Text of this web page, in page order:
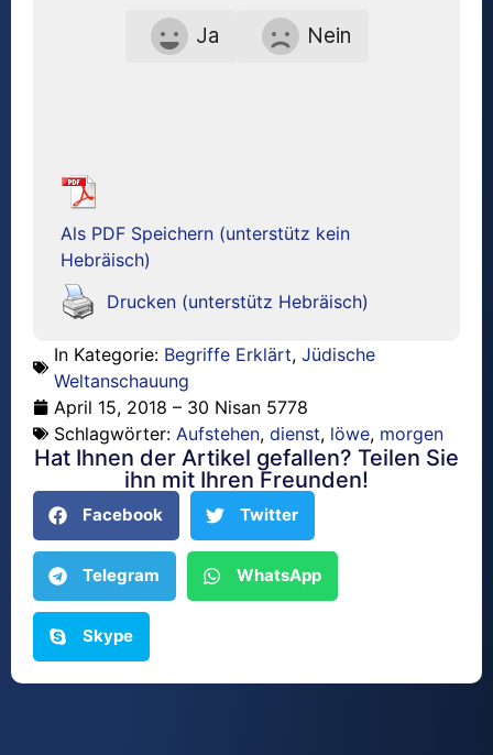
Ja Nein
Als PDF Speichern (unterstütz kein
Hebräisch)
Drucken (unterstütz Hebräisch)
In Kategorie: Begriffe Erklärt, Jüdische
Weltanschauung
April 15, 2018 – 30 Nisan 5778
Schlagwörter: Aufstehen, dienst, löwe, morgen
Hat Ihnen der Artikel gefallen? Teilen Sie
ihn mit Ihren Freunden!
Facebook Twitter
Telegram WhatsApp
Skype